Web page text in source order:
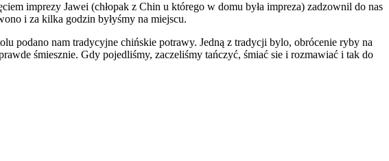
imprezy Jawei (chłopak z Chin u którego w domu była impreza) zadzownil do nas
i za kilka godzin byłyśmy na miejscu.
podano nam tradycyjne chińskie potrawy. Jedną z tradycji bylo, obrócenie ryby na
śmiesznie. Gdy pojedliśmy, zaczeliśmy tańczyć, śmiać sie i rozmawiać i tak do